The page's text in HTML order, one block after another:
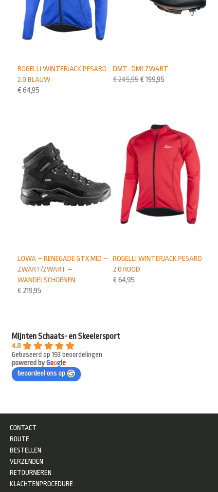
DMT- DM1 ZWART
€245,95€ 199,95
ROGELLI WINTERJACK PESARO
2.0 BLAUW
€ 64,95
ROGELLI WINTERJACK PESARO
2.0 ROOD
€ 64,95
LOWA – RENEGADE GTX MID –
ZWART/ZWART –
WANDELSCHOENEN
€ 219,95
Mijnten Schaats- en Skeelersport
4.8
Gebaseerd op 193 beoordelingen
powered byGooge
beoordeel ons op
CONTACT
ROUTE
BESTELLEN
VERZENDEN
RETOURNEREN
KLACHTENPROCEDURE